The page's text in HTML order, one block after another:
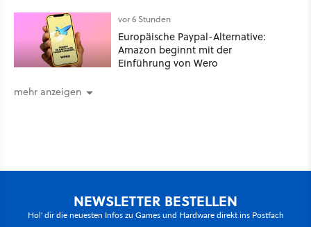
vor 6 Stunden
Europäische Paypal-Alternative:
Amazon beginnt mit der
Einführung von Wero
mehr anzeigen
NEWSLETTER BESTELLEN
Hol' dir die neuesten Infos zu Games und Hardware direkt ins Postfach